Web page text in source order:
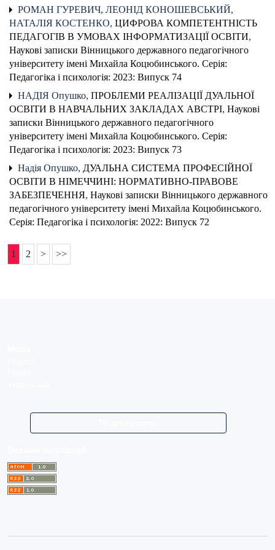
РОМАН ГУРЕВИЧ, ЛЕОНІД КОНОШЕВСЬКИЙ,
НАТАЛІЯ КОСТЕНКО, ЦИФРОВА КОМПЕТЕНТНІСТЬ
ПЕДАГОГІВ В УМОВАХ ІНФОРМАТИЗАЦІЇ ОСВІТИ,
Наукові записки Вінницького державного педагогічного
університету імені Михайла Коцюбинського. Серія:
Педагогіка і психологія: 2023: Випуск 74
НАДІЯ Опушко, ПРОБЛЕМИ РЕАЛІЗАЦІЇ ДУАЛЬНОЇ
ОСВІТИ В НАВЧАЛЬНИХ ЗАКЛАДАХ АВСТРІ, Наукові
записки Вінницького державного педагогічного
університету імені Михайла Коцюбинського. Серія:
Педагогіка і психологія: 2023: Випуск 73
Надія Опушко, ДУАЛЬНА СИСТЕМА ПРОФЕСІЙНОЇ
ОСВІТИ В НІМЕЧЧИНІ: НОРМАТИВНО-ПРАВОВЕ
ЗАБЕЗПЕЧЕННЯ, Наукові записки Вінницького державного
педагогічного університету імені Михайла Коцюбинського.
Серія: Педагогіка і психологія: 2022: Випуск 72
1 2 > >>